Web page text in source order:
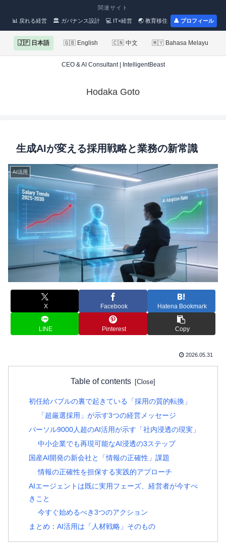
関連サイト
📊 戻れる経営 🏛 ガバナンス設計 💻 IT×経営 🌏 教育移住 👤 プロフィール
🇯🇵 日本語 🇬🇧 English 🇨🇳 中文 🇲🇾 Bahasa Melayu
CEO & AI Consultant | IntelligentBeast
Hodaka Goto
生成AIが変える採用戦略と業務の新常識
AI活用
X Facebook Hatena Bookmark
LINE Pinterest Copy
2026.05.31
Table of contents
初任給バブルの裏で起きている「採用の質的転換」
「超厳選採用」が示す3つの経営メッセージ
パーソル9000人超のAI活用が示す「社内浸透の現実」
中小企業でも再現可能なAI浸透の3ステップ
国産AI開発の新会社と「情報の正確性」課題
情報の正確性を担保する実践的アプローチ
AIエージェントは既に実用フェーズ、経営者が今すべ
きこと
今すぐ始めるべき3つのアクション
まとめ：AI活用は「人材戦略」そのもの